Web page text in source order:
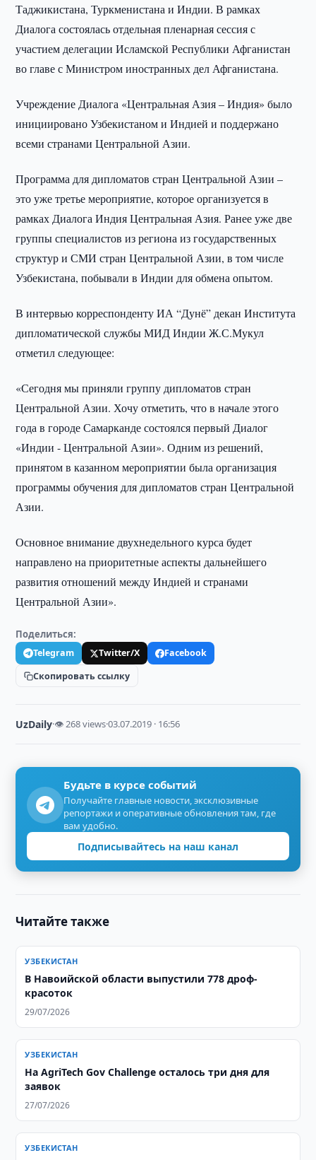
Таджикистана, Туркменистана и Индии. В рамках
Диалога состоялась отдельная пленарная сессия с
участием делегации Исламской Республики Афганистан
во главе с Министром иностранных дел Афганистана.
Учреждение Диалога «Центральная Азия – Индия» было
инициировано Узбекистаном и Индией и поддержано
всеми странами Центральной Азии.
Программа для дипломатов стран Центральной Азии –
это уже третье мероприятие, которое организуется в
рамках Диалога Индия Центральная Азия. Ранее уже две
группы специалистов из региона из государственных
структур и СМИ стран Центральной Азии, в том числе
Узбекистана, побывали в Индии для обмена опытом.
В интервью корреспонденту ИА “Дунё” декан Института
дипломатической службы МИД Индии Ж.С.Мукул
отметил следующее:
«Сегодня мы приняли группу дипломатов стран
Центральной Азии. Хочу отметить, что в начале этого
года в городе Самарканде состоялся первый Диалог
«Индии - Центральной Азии». Одним из решений,
принятом в казанном мероприятии была организация
программы обучения для дипломатов стран Центральной
Азии.
Основное внимание двухнедельного курса будет
направлено на приоритетные аспекты дальнейшего
развития отношений между Индией и странами
Центральной Азии».
Поделиться:
Telegram Twitter/X
Facebook
Скопировать ссылку
UzDaily·👁 268 views·03.07.2019 · 16:56
Будьте в курсе событий
Получайте главные новости, эксклюзивные
репортажи и оперативные обновления там, где
вам удобно.
Подписывайтесь на наш канал
Читайте также
УЗБЕКИСТАН
В Навоийской области выпустили 778 дроф-
красоток
29/07/2026
УЗБЕКИСТАН
На AgriTech Gov Challenge осталось три дня для
заявок
27/07/2026
УЗБЕКИСТАН